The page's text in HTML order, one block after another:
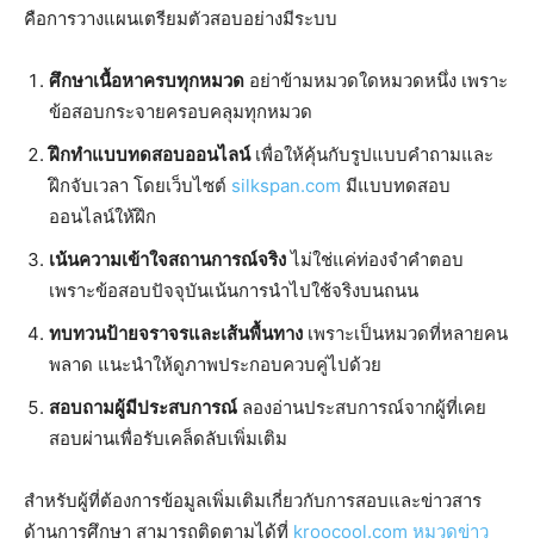
คือการวางแผนเตรียมตัวสอบอย่างมีระบบ
ศึกษาเนื้อหาครบทุกหมวด อย่าข้ามหมวดใดหมวดหนึ่ง เพราะ
ข้อสอบกระจายครอบคลุมทุกหมวด
ฝึกทำแบบทดสอบออนไลน์เพื่อให้คุ้นกับรูปแบบคำถามและ
ฝึกจับเวลา โดยเว็บไซต์ silkspan.com มีแบบทดสอบ
ออนไลน์ให้ฝึก
เน้นความเข้าใจสถานการณ์จริงไม่ใช่แค่ท่องจำคำตอบ
เพราะข้อสอบปัจจุบันเน้นการนำไปใช้จริงบนถนน
ทบทวนป้ายจราจรและเส้นพื้นทาง เพราะเป็นหมวดที่หลายคน
พลาด แนะนำให้ดูภาพประกอบควบคู่ไปด้วย
สอบถามผู้มีประสบการณ์ ลองอ่านประสบการณ์จากผู้ที่เคย
สอบผ่านเพื่อรับเคล็ดลับเพิ่มเติม
สำหรับผู้ที่ต้องการข้อมูลเพิ่มเติมเกี่ยวกับการสอบและข่าวสาร
ด้านการศึกษา สามารถติดตามได้ที่ kroocool.com หมวดข่าว